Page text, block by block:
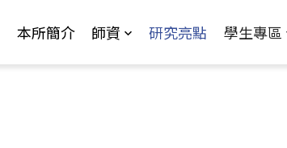
本所簡介 師資 研究亮點 學生專區